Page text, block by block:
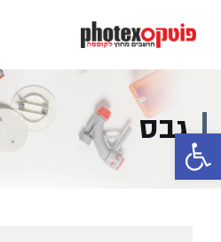
פתח סרגל נגישות
גבס